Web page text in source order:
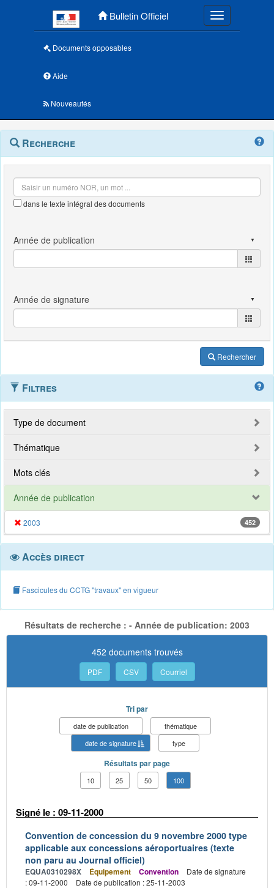
Bulletin Officiel Toggle
Documents opposables
Aide
Nouveautés
Navigation
outils
Menu
contextuel
Recherche
dans le texte intégral des documents
Rechercher
Filtres
Type de document
Thématique
Mots clés
Année de publication
2003 452
Accès direct
Fascicules du CCTG "travaux" en vigueur
Résultats de recherche : - Année de publication: 2003
452 documents trouvés
PDF CSV Courriel
Tri par
date de publication
thématique
date de signature
type
Résultats par page
10 25 50 100
Signé le : 09-11-2000
Convention de concession du 9 novembre 2000 type
applicable aux concessions aéroportuaires (texte
non paru au Journal officiel)
EQUA0310298X Équipement Convention
Date de signature
: 09-11-2000
Date de publication : 25-11-2003